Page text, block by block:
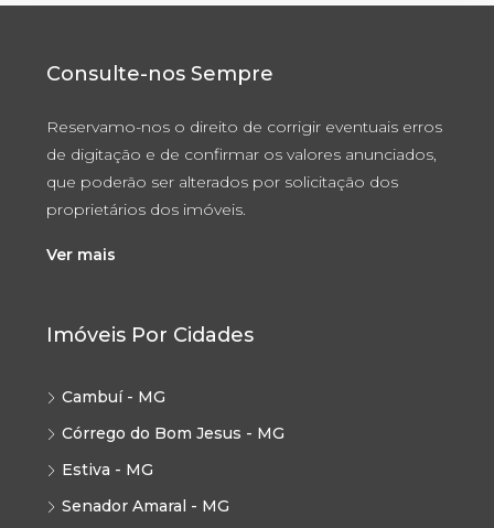
Consulte-nos Sempre
Reservamo-nos o direito de corrigir eventuais erros
de digitação e de confirmar os valores anunciados,
que poderão ser alterados por solicitação dos
proprietários dos imóveis.
Ver mais
Imóveis Por Cidades
Cambuí - MG
Córrego do Bom Jesus - MG
Estiva - MG
Senador Amaral - MG